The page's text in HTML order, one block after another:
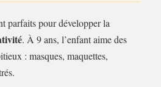
parfaits pour développer la
. À 9 ans, l’enfant aime des
: masques, maquettes,